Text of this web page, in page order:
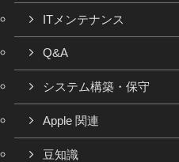
ITメンテナンス
Q&A
システム構築・保守
Apple 関連
豆知識